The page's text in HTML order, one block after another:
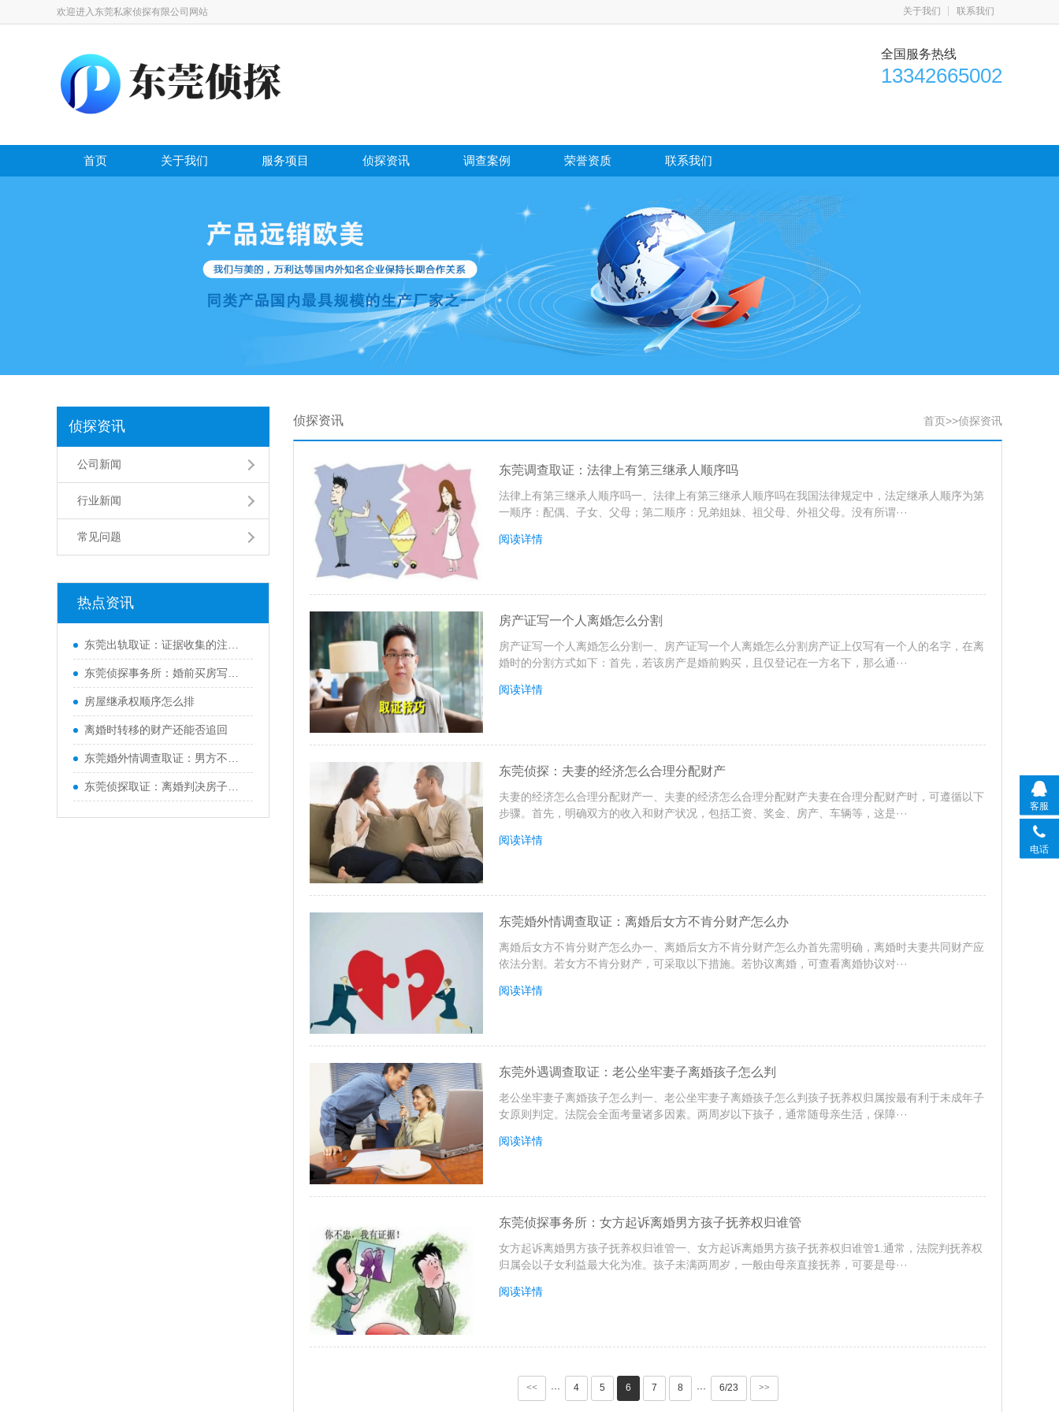
欢迎进入东莞私家侦探有限公司网站 关于我们 联系我们
全国服务热线
13342665002
首页 关于我们 服务项目 侦探资讯 调查案例 荣誉资质 联系我们
侦探资讯
公司新闻
行业新闻
常见问题
热点资讯
东莞出轨取证：证据收集的注意事项是什么
东莞侦探事务所：婚前买房写两个人名字离婚如何样分
房屋继承权顺序怎么排
离婚时转移的财产还能否追回
东莞婚外情调查取证：男方不同意孩子抚养权咋办
东莞侦探取证：离婚判决房子归女方男方不同意该咋办
侦探资讯 首页>>侦探资讯
东莞调查取证：法律上有第三继承人顺序吗
法律上有第三继承人顺序吗一、法律上有第三继承人顺序吗在我国法律规定中，法定继承人顺序为第
一顺序：配偶、子女、父母；第二顺序：兄弟姐妹、祖父母、外祖父母。没有所谓···
阅读详情
房产证写一个人离婚怎么分割
房产证写一个人离婚怎么分割一、房产证写一个人离婚怎么分割房产证上仅写有一个人的名字，在离
婚时的分割方式如下：首先，若该房产是婚前购买，且仅登记在一方名下，那么通···
阅读详情
东莞侦探：夫妻的经济怎么合理分配财产
夫妻的经济怎么合理分配财产一、夫妻的经济怎么合理分配财产夫妻在合理分配财产时，可遵循以下
步骤。首先，明确双方的收入和财产状况，包括工资、奖金、房产、车辆等，这是···
阅读详情
东莞婚外情调查取证：离婚后女方不肯分财产怎么办
离婚后女方不肯分财产怎么办一、离婚后女方不肯分财产怎么办首先需明确，离婚时夫妻共同财产应
依法分割。若女方不肯分财产，可采取以下措施。若协议离婚，可查看离婚协议对···
阅读详情
东莞外遇调查取证：老公坐牢妻子离婚孩子怎么判
老公坐牢妻子离婚孩子怎么判一、老公坐牢妻子离婚孩子怎么判孩子抚养权归属按最有利于未成年子
女原则判定。法院会全面考量诸多因素。两周岁以下孩子，通常随母亲生活，保障···
阅读详情
东莞侦探事务所：女方起诉离婚男方孩子抚养权归谁管
女方起诉离婚男方孩子抚养权归谁管一、女方起诉离婚男方孩子抚养权归谁管1.通常，法院判抚养权
归属会以子女利益最大化为准。孩子未满两周岁，一般由母亲直接抚养，可要是母···
阅读详情
<< ··· 4 5 6 7 8 ··· 6/23 >>
客服
电话